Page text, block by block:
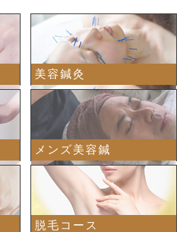
美容鍼灸
メンズ美容鍼
脱毛コース